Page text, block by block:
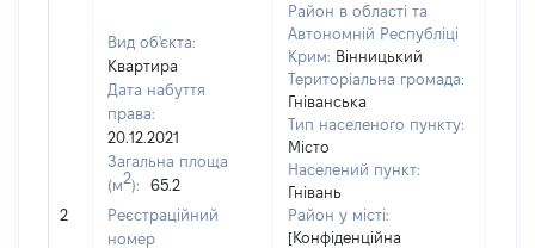
2
Вид об'єкта:
Квартира
Дата набуття
права:
20.12.2021
Загальна площа
(м2):
65.2
Реєстраційний
номер
Район в області та
Автономній Республіці
Крим: Вінницький
Територіальна громада:
Гніванська
Тип населеного пункту:
Місто
Населений пункт:
Гнівань
Район у місті:
[Конфіденційна